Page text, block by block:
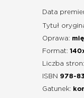
Data
Tytuł
Oprawa:
Format:
Liczba stron:
ISBN 978-
Gatunek: